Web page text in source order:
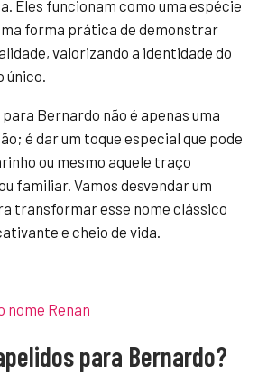
Eles funcionam como uma espécie
forma prática de demonstrar
valorizando a identidade do
único.
Bernardo não é apenas uma
é dar um toque especial que pode
ou mesmo aquele traço
familiar. Vamos desvendar um
transformar esse nome clássico
e cheio de vida.
nome Renan
para Bernardo?